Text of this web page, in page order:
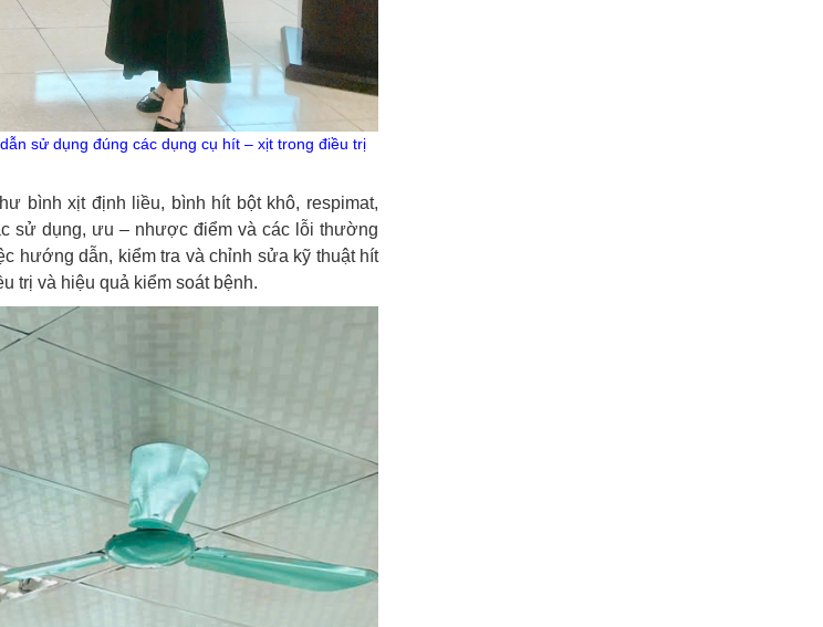
sử dụng đúng các dụng cụ hít – xịt trong điều trị
bình xịt định liều, bình hít bột khô, respimat,
sử dụng, ưu – nhược điểm và các lỗi thường
hướng dẫn, kiểm tra và chỉnh sửa kỹ thuật hít
trị và hiệu quả kiểm soát bệnh.